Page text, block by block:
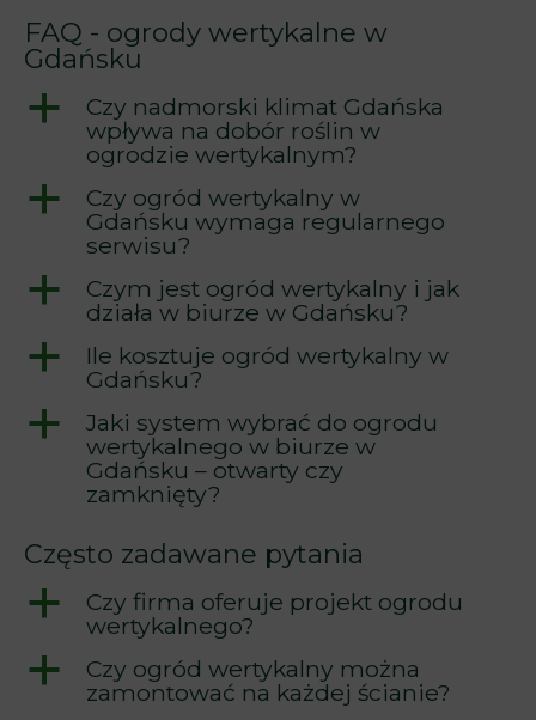
FAQ - ogrody wertykalne w
Gdańsku
a
Czy nadmorski klimat Gdańska
wpływa na dobór roślin w
ogrodzie wertykalnym?
a
Czy ogród wertykalny w
Gdańsku wymaga regularnego
serwisu?
a
Czym jest ogród wertykalny i jak
działa w biurze w Gdańsku?
a
Ile kosztuje ogród wertykalny w
Gdańsku?
a
Jaki system wybrać do ogrodu
wertykalnego w biurze w
Gdańsku – otwarty czy
zamknięty?
Często zadawane pytania
a
Czy firma oferuje projekt ogrodu
wertykalnego?
a
Czy ogród wertykalny można
zamontować na każdej ścianie?